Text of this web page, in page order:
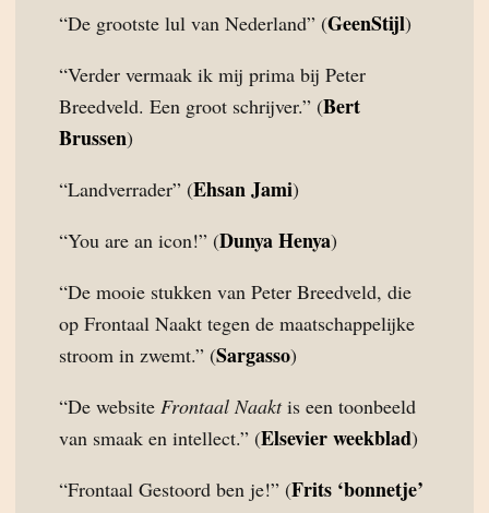
“De grootste lul van Nederland” (GeenStijl)
“Verder vermaak ik mij prima bij Peter
Breedveld. Een groot schrijver.” (Bert
Brussen)
“Landverrader” (Ehsan Jami)
“You are an icon!” (Dunya Henya)
“De mooie stukken van Peter Breedveld, die
op Frontaal Naakt tegen de maatschappelijke
stroom in zwemt.” (Sargasso)
“De website Frontaal Naaktis een toonbeeld
van smaak en intellect.” (Elsevier weekblad)
“Frontaal Gestoord ben je!” (Frits ‘bonnetje’